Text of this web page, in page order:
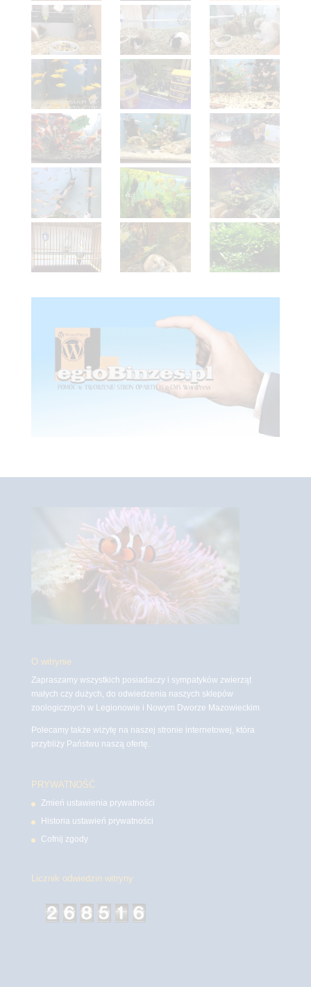
O witrynie
Zapraszamy wszystkich posiadaczy i sympatyków zwierząt
małych czy dużych, do odwiedzenia naszych sklepów
zoologicznych w Legionowie i Nowym Dworze Mazowieckim
Polecamy także wizytę na naszej stronie internetowej, która
przybliży Państwu naszą ofertę.
PRYWATNOŚĆ
Zmień ustawienia prywatności
Historia ustawień prywatności
Cofnij zgody
Licznik odwiedzin witryny